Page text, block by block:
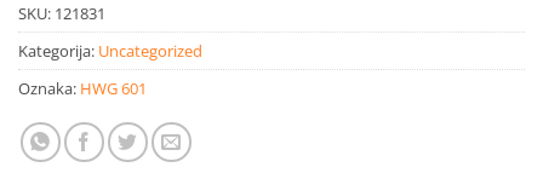
SKU: 121831
Kategorija: Uncategorized
Oznaka: HWG 601